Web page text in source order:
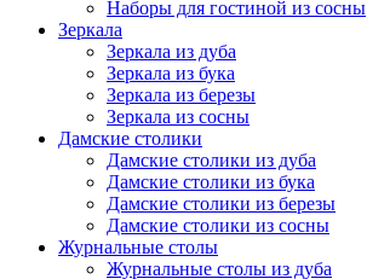
Наборы для гостиной из сосны
Зеркала
Зеркала из дуба
Зеркала из бука
Зеркала из березы
Зеркала из сосны
Дамские столики
Дамские столики из дуба
Дамские столики из бука
Дамские столики из березы
Дамские столики из сосны
Журнальные столы
Журнальные столы из дуба